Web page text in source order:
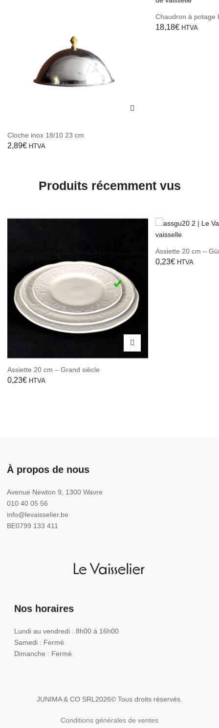
Cloche inox 18/10 23 cm
2,89€ HTVA
Chaudron à potage
18,18€ HTVA
Produits récemment vus
Assiette 20 cm – Grand siècle
0,23€ HTVA
Assiette 20 cm –
0,23€ HTVA
À propos de nous
Avenue Newton 9, 1300 Wavre
010 40 05 56
info@levaisselier.be
BE0799 133 411
Nos horaires
Lundi au vendredi : 8h00 à 16h00
Samedi : Fermé
Dimanche : Fermé
JUNIMA & CO SRL2026© Tous droits réservés.
Conditions générales de ventes